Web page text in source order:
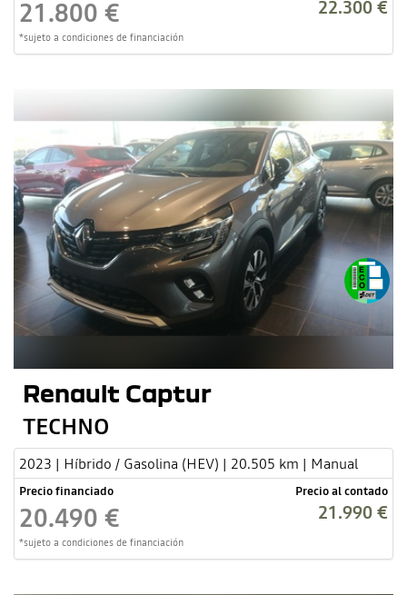
21.800 €
*sujeto a condiciones de financiación
22.300 €
Renault Captur
TECHNO
2023 | Híbrido / Gasolina (HEV) | 20.505 km | Manual
Precio financiado
20.490 €
*sujeto a condiciones de financiación
Precio al contado
21.990 €